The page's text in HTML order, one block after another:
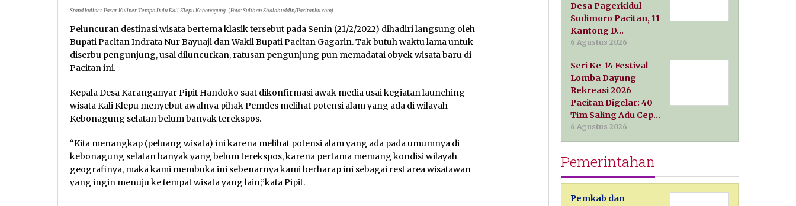
Stand kuliner Pasar Kuliner Tempo Dulu Kali Klepu Kebonagung. (Foto: Sulthan Shalahuddin/Pacitanku.com)
Peluncuran destinasi wisata bertema klasik tersebut pada Senin (21/2/2022) dihadiri langsung oleh
Bupati Pacitan Indrata Nur Bayuaji dan Wakil Bupati Pacitan Gagarin. Tak butuh waktu lama untuk
diserbu pengunjung, usai diluncurkan, ratusan pengunjung pun memadatai obyek wisata baru di
Pacitan ini.
Kepala Desa Karanganyar Pipit Handoko saat dikonfirmasi awak media usai kegiatan launching
wisata Kali Klepu menyebut awalnya pihak Pemdes melihat potensi alam yang ada di wilayah
Kebonagung selatan belum banyak terekspos.
“Kita menangkap (peluang wisata) ini karena melihat potensi alam yang ada pada umumnya di
kebonagung selatan banyak yang belum terekspos, karena pertama memang kondisi wilayah
geografinya, maka kami membuka ini sebenarnya kami berharap ini sebagai rest area wisatawan
yang ingin menuju ke tempat wisata yang lain,”kata Pipit.
Desa Pagerkidul
Sudimoro Pacitan, 11
Kantong D…
6 Agustus 2026
Seri Ke-14 Festival
Lomba Dayung
Rekreasi 2026
Pacitan Digelar: 40
Tim Saling Adu Cep…
6 Agustus 2026
Pemerintahan
Pemkab dan